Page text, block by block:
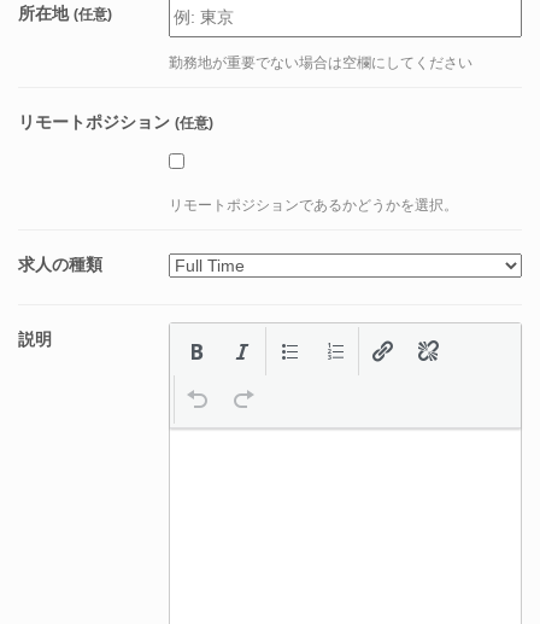
所在地 (任意)
勤務地が重要でない場合は空欄にしてください
リモートポジション (任意)
リモートポジションであるかどうかを選択。
求人の種類
説明